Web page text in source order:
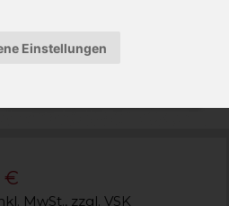
Einstellungen
€
MwSt., zzgl. VSK